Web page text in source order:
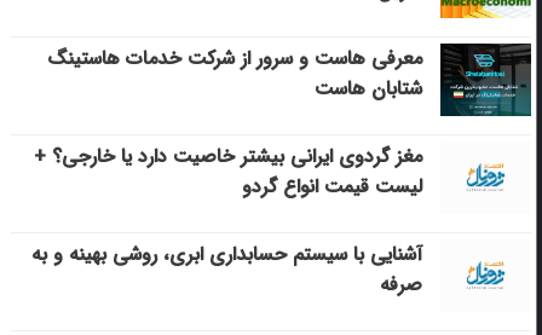
معرفی هاست و سرور از شرکت خدمات هاستینگ
شتابان هاست
مغز گردوی ایرانی بیشتر خاصیت دارد یا خارجی؟ +
لیست قیمت انواع گردو
آشنایی با سیستم حسابداری ابری، روشی بهینه و به
صرفه